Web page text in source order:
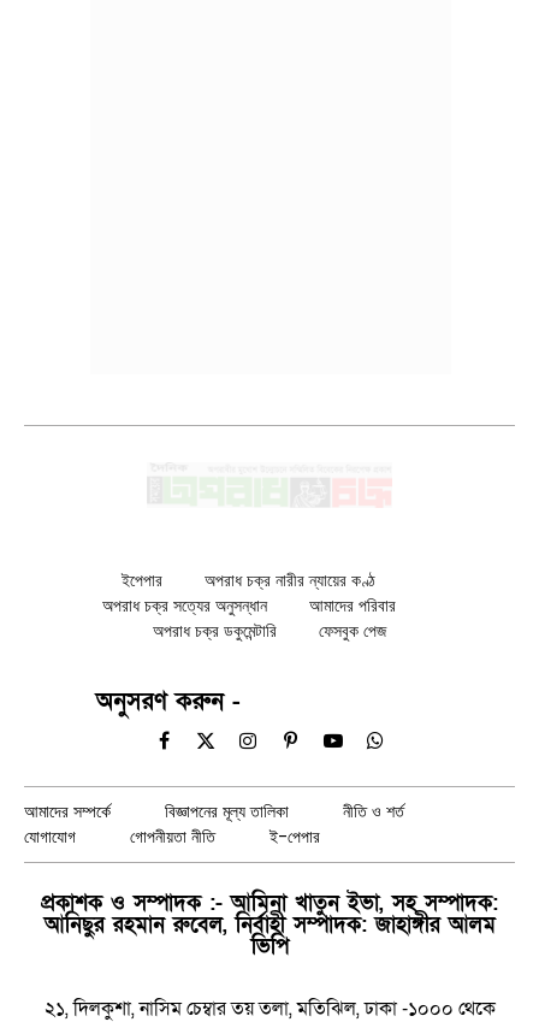
ইপেপার
অপরাধ চক্র নারীর ন্যায়ের কণ্ঠ
অপরাধ চক্র সত্যের অনুসন্ধান
আমাদের পরিবার
অপরাধ চক্র ডকুমেন্টারি
ফেসবুক পেজ
অনুসরণ করুন -
Facebook
X
InstagramPinterestYouTubeWhatsApp
আমাদের সম্পর্কে বিজ্ঞাপনের মূল্য তালিকা
নীতি ও শর্ত
যোগাযোগ
গোপনীয়তা নীতি ই-পেপার
প্রকাশক ও সম্পাদক :- আমিনা খাতুন ইভা, সহ সম্পাদক:
আনিছুর রহমান রুবেল, নির্বাহী সম্পাদক: জাহাঙ্গীর আলম
ভিপি
২১, দিলকুশা, নাসিম চেম্বার তয় তলা, মতিঝিল, ঢাকা -১০০০ থেকে